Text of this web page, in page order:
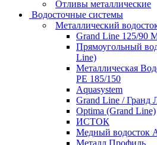
Отливы металлические
Водосточные системы
Металлический
Grand Line 125/90
Прямоугольный
Line)
Металлическая
PE 185/150
Aquasystem
Grand Line / Гранд
Optima (Grand Line)
ИСТОК
Медный водосток
Металл Профиль